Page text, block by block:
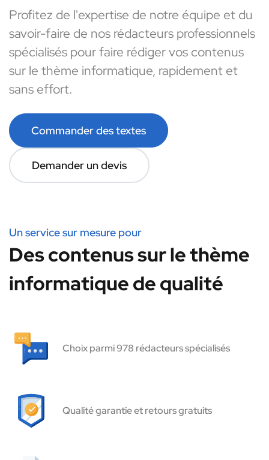
Profitez de l'expertise de notre équipe et du
savoir-faire de nos rédacteurs professionnels
spécialisés pour faire rédiger vos contenus
sur le thème informatique, rapidement et
sans effort.
Commander des textes
Demander un devis
Un service sur mesure pour
Des contenus sur le thème
informatique de qualité
Choix parmi 978 rédacteurs spécialisés
Qualité garantie et retours gratuits